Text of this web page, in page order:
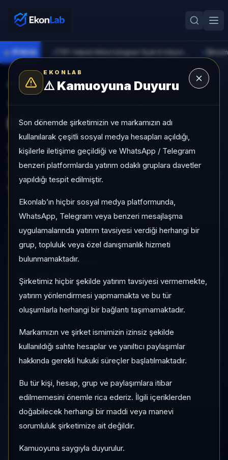
EKONLAB
⚠️Kamuoyuna Duyuru
Son dönemde şirketimizin ve markamızın adı
kullanılarak çeşitli sosyal medya hesapları açıldığı,
kişilerle iletişime geçildiği ve WhatsApp / Telegram
benzeri platformlarda yatırım odaklı gruplara davetler
yapıldığı tespit edilmiştir.
Ekonlab’ın hiçbir sosyal medya platformunda,
WhatsApp, Telegram veya benzeri mesajlaşma
uygulamalarında yatırım tavsiyesi verdiği herhangi bir
grup, topluluk veya özel danışmanlık hizmeti
bulunmamaktadır.
Şirketimiz hiçbir şekilde yatırım tavsiyesi vermemekte,
yatırım yönlendirmesi yapmamakta ve bu tür
oluşumlarla herhangi bir bağlantı taşımamaktadır.
Markamızın ve şirket ismimizin izinsiz şekilde
kullanıldığı sahte hesaplar ve yanıltıcı paylaşımlar
hakkında gerekli hukuki süreçler başlatılmaktadır.
Bu tür kişi, hesap, grup ve paylaşımlara itibar
edilmemesini önemle rica ederiz. İlgili içeriklerden
doğabilecek herhangi bir maddi veya manevi
sorumluluk şirketimize ait değildir.
Kamuoyuna saygıyla duyurulur.
● PİYASA
AI Kripto Radar/MINA
SUNUCU TARAFI KRIPTO GIRIŞI
Mina Protocol
Mina Protocol, Long Tail grubunda, son 1 ayda
%-12,55, son 3 ayda %-36,50, düşük risk profiliyle,
SAT sinyaliyle kripto analizi EkonLab detay sayfasında
Risk:Düşük Son fiyat:1,9600
1 AY VE 3 AY PERFORMANS
%-12,55
3 Ay:%-36,50
KATEGORI KONUMU
158/183
Momentum bazlı kategori içi sıra
#404
Global market cap sıralaması